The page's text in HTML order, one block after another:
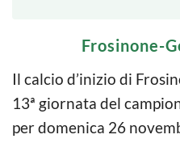
Frosinone-
Il calcio d’inizio di
13ª giornata del
per domenica 26